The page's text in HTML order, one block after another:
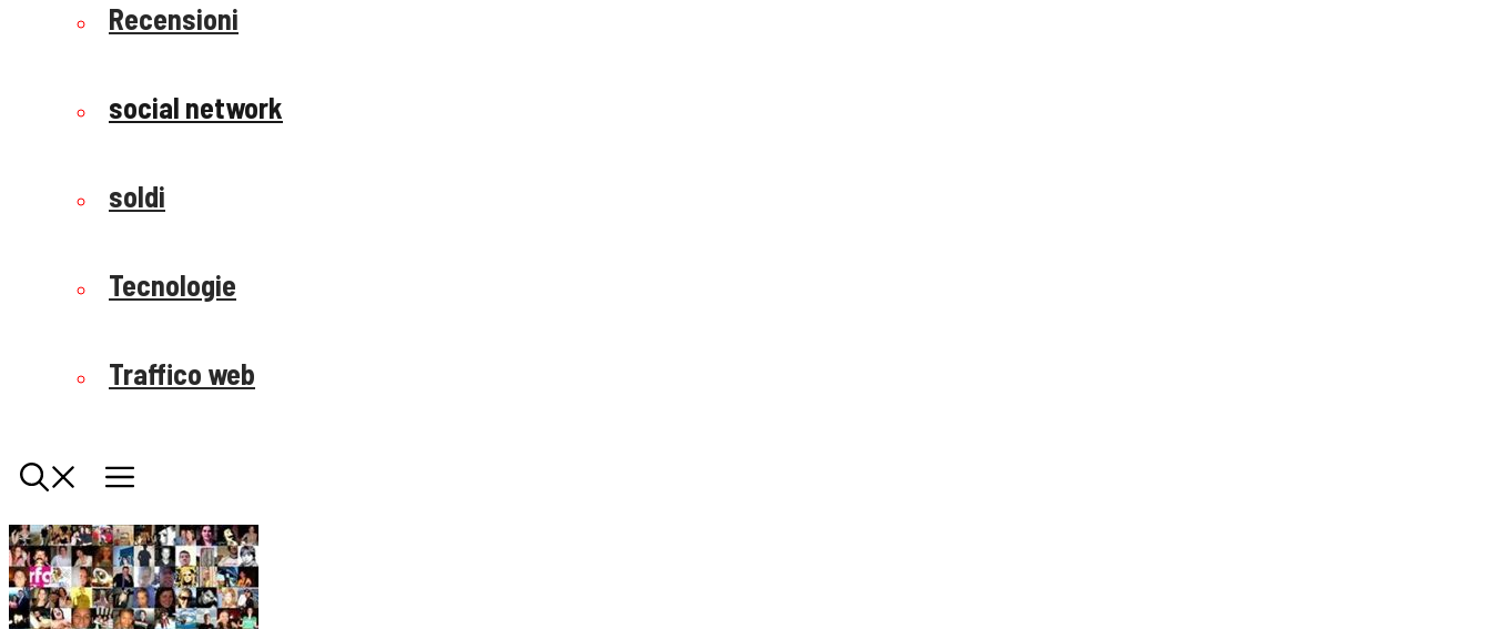
Recensioni
social network
soldi
Tecnologie
Traffico web